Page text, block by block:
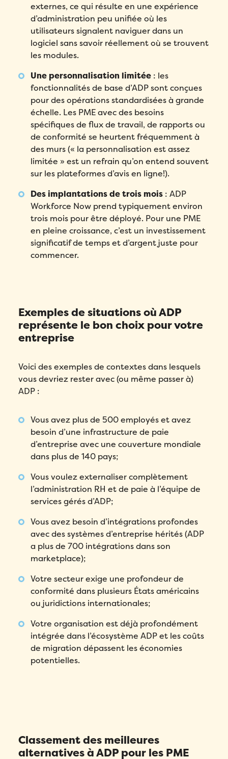
externes, ce qui résulte en une expérience
d’administration peu unifiée où les
utilisateurs signalent naviguer dans un
logiciel sans savoir réellement où se trouvent
les modules.
Une personnalisation limitée : les
fonctionnalités de base d’ADP sont conçues
pour des opérations standardisées à grande
échelle. Les PME avec des besoins
spécifiques de flux de travail, de rapports ou
de conformité se heurtent fréquemment à
des murs (« la personnalisation est assez
limitée » est un refrain qu’on entend souvent
sur les plateformes d’avis en ligne!).
Des implantations de trois mois : ADP
Workforce Now prend typiquement environ
trois mois pour être déployé. Pour une PME
en pleine croissance, c’est un investissement
significatif de temps et d’argent juste pour
commencer.
Exemples de situations où ADP
représente le bon choix pour votre
entreprise
Voici des exemples de contextes dans lesquels
vous devriez rester avec (ou même passer à)
ADP :
Vous avez plus de 500 employés et avez
besoin d’une infrastructure de paie
d’entreprise avec une couverture mondiale
dans plus de 140 pays;
Vous voulez externaliser complètement
l’administration RH et de paie à l’équipe de
services gérés d’ADP;
Vous avez besoin d’intégrations profondes
avec des systèmes d’entreprise hérités (ADP
a plus de 700 intégrations dans son
marketplace);
Votre secteur exige une profondeur de
conformité dans plusieurs États américains
ou juridictions internationales;
Votre organisation est déjà profondément
intégrée dans l’écosystème ADP et les coûts
de migration dépassent les économies
potentielles.
Classement des meilleures
alternatives à ADP pour les PME